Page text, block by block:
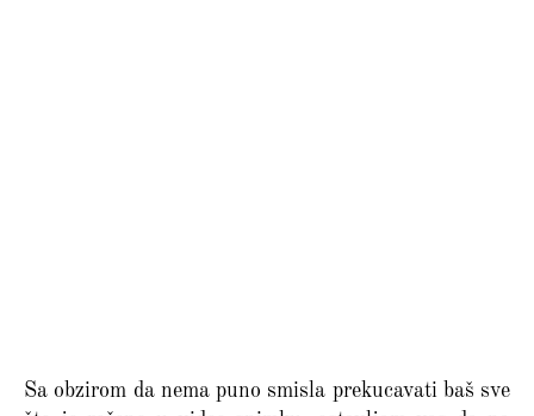
Sa obzirom da nema puno smisla prekucavati baš sve